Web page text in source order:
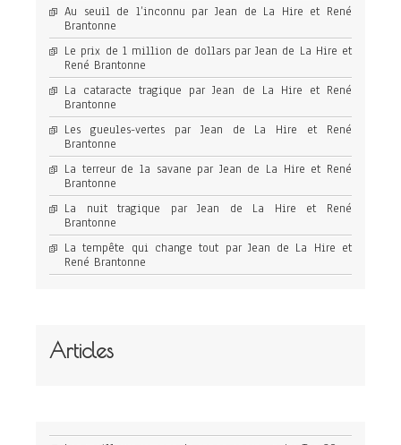
Au seuil de l’inconnu par Jean de La Hire et René
Brantonne
Le prix de 1 million de dollars par Jean de La Hire et
René Brantonne
La cataracte tragique par Jean de La Hire et René
Brantonne
Les gueules-vertes par Jean de La Hire et René
Brantonne
La terreur de la savane par Jean de La Hire et René
Brantonne
La nuit tragique par Jean de La Hire et René
Brantonne
La tempête qui change tout par Jean de La Hire et
René Brantonne
Articles